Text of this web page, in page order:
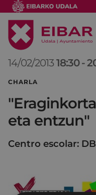
14/02/2013 18:30 -
CHARLA
eta entzun"
Centro escolar: